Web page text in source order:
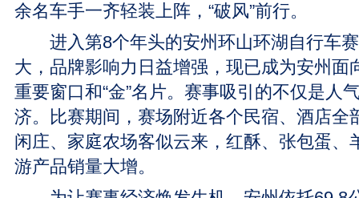
余名车手一齐轻装上阵，“破风”前行。
进入第8个年头的安州环山环湖自行车赛
大，品牌影响力日益增强，现已成为安州面
重要窗口和“金”名片。赛事吸引的不仅是人
济。比赛期间，赛场附近各个民宿、酒店全
闲庄、家庭农场客似云来，红酥、张包蛋、
游产品销量大增。